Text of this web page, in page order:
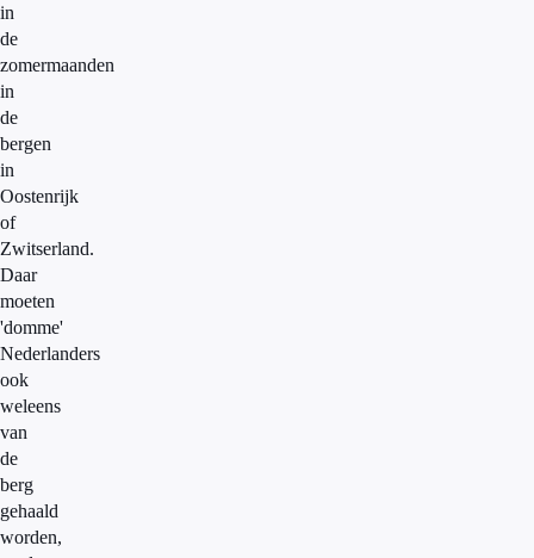
in
de
zomermaanden
in
de
bergen
in
Oostenrijk
of
Zwitserland.
Daar
moeten
'domme'
Nederlanders
ook
weleens
van
de
berg
gehaald
worden,